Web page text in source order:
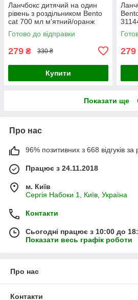
Ланчбокс дитячий на один
рівень з роздільником Bento
cat 700 мл м'ятний/оранж
(LB-100163)
Готово до відправки
279 ₴ 330 ₴
Купити
279
Показати ще
Про нас
96% позитивних з 668 відгуків за
Працює з 24.11.2018
м. Київ
Сергія Набоки 1, Київ, Україна
Контакти
Сьогодні працює з 10:00 до
Показати весь графік роботи
Про нас
Контакти